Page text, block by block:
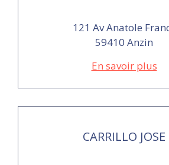
121 Av Anatole
59410 Anzin
En savoir plus
CARRILLO JOSE